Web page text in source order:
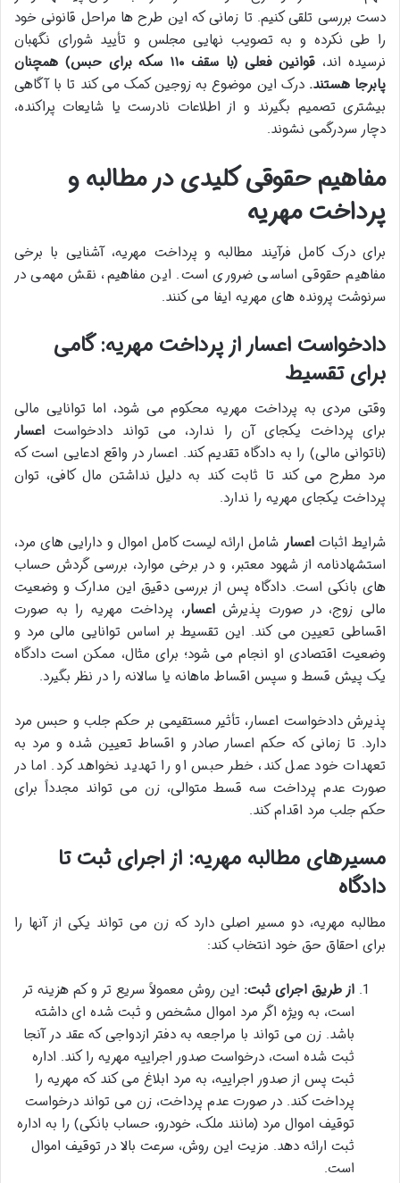
دست بررسی تلقی کنیم. تا زمانی که این طرح ها مراحل قانونی خود
را طی نکرده و به تصویب نهایی مجلس و تأیید شورای نگهبان
نرسیده اند،
قوانین فعلی (با سقف ۱۱۰ سکه برای حبس) همچنان
پابرجا هستند. درک این موضوع به زوجین کمک می کند تا با آگاهی
بیشتری تصمیم بگیرند و از اطلاعات نادرست یا شایعات پراکنده،
دچار سردرگمی نشوند.
مفاهیم حقوقی کلیدی در مطالبه و
پرداخت مهریه
برای درک کامل فرآیند مطالبه و پرداخت مهریه، آشنایی با برخی
مفاهیم حقوقی اساسی ضروری است. این مفاهیم، نقش مهمی در
سرنوشت پرونده های مهریه ایفا می کنند.
دادخواست اعسار از پرداخت مهریه: گامی
برای تقسیط
وقتی مردی به پرداخت مهریه محکوم می شود، اما توانایی مالی
برای پرداخت یکجای آن را ندارد، می تواند دادخواست اعسار
(ناتوانی مالی) را به دادگاه تقدیم کند. اعسار در واقع ادعایی است که
مرد مطرح می کند تا ثابت کند به دلیل نداشتن مال کافی، توان
پرداخت یکجای مهریه را ندارد.
شرایط اثباتاعسار شامل ارائه لیست کامل اموال و دارایی های مرد،
استشهادنامه از شهود معتبر، و در برخی موارد، بررسی گردش حساب
های بانکی است. دادگاه پس از بررسی دقیق این مدارک و وضعیت
مالی زوج، در صورت پذیرشاعسار، پرداخت مهریه را به صورت
اقساطی تعیین می کند. این تقسیط بر اساس توانایی مالی مرد و
وضعیت اقتصادی او انجام می شود؛ برای مثال، ممکن است دادگاه
یک پیش قسط و سپس اقساط ماهانه یا سالانه را در نظر بگیرد.
پذیرش دادخواست اعسار، تأثیر مستقیمی بر حکم جلب و حبس مرد
دارد. تا زمانی که حکم اعسار صادر و اقساط تعیین شده و مرد به
تعهدات خود عمل کند، خطر حبس او را تهدید نخواهد کرد. اما در
صورت عدم پرداخت سه قسط متوالی، زن می تواند مجدداً برای
حکم جلب مرد اقدام کند.
مسیرهای مطالبه مهریه: از اجرای ثبت تا
دادگاه
مطالبه مهریه، دو مسیر اصلی دارد که زن می تواند یکی از آنها را
برای احقاق حق خود انتخاب کند:
از طریق اجرای ثبت: این روش معمولاً سریع تر و کم هزینه تر
است، به ویژه اگر مرد اموال مشخص و ثبت شده ای داشته
باشد. زن می تواند با مراجعه به دفتر ازدواجی که عقد در آنجا
ثبت شده است، درخواست صدور اجراییه مهریه را کند. اداره
ثبت پس از صدور اجراییه، به مرد ابلاغ می کند که مهریه را
پرداخت کند. در صورت عدم پرداخت، زن می تواند درخواست
توقیف اموال مرد (مانند ملک، خودرو، حساب بانکی) را به اداره
ثبت ارائه دهد. مزیت این روش، سرعت بالا در توقیف اموال
است.